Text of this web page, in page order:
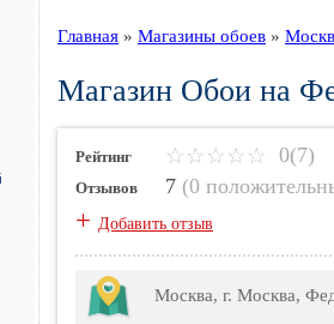
Главная » Магазины обоев »
Магазин Обои на
Рейтинг 0(7)
Отзывов 7 (0
+ Добавить отзыв
Москва, г. Москва,